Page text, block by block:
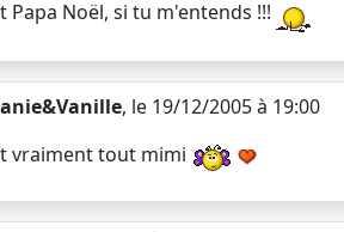
Papa Noël, si tu m'entends !!!
, le 19/12/2005 à 19:00
vraiment tout mimi